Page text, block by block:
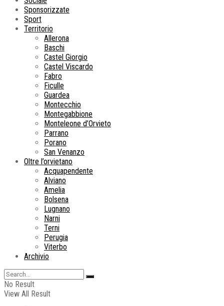
Sponsorizzate
Sport
Territorio
Allerona
Baschi
Castel Giorgio
Castel Viscardo
Fabro
Ficulle
Guardea
Montecchio
Montegabbione
Monteleone d’Orvieto
Parrano
Porano
San Venanzo
Oltre l’orvietano
Acquapendente
Alviano
Amelia
Bolsena
Lugnano
Narni
Terni
Perugia
Viterbo
Archivio
No Result
View All Result